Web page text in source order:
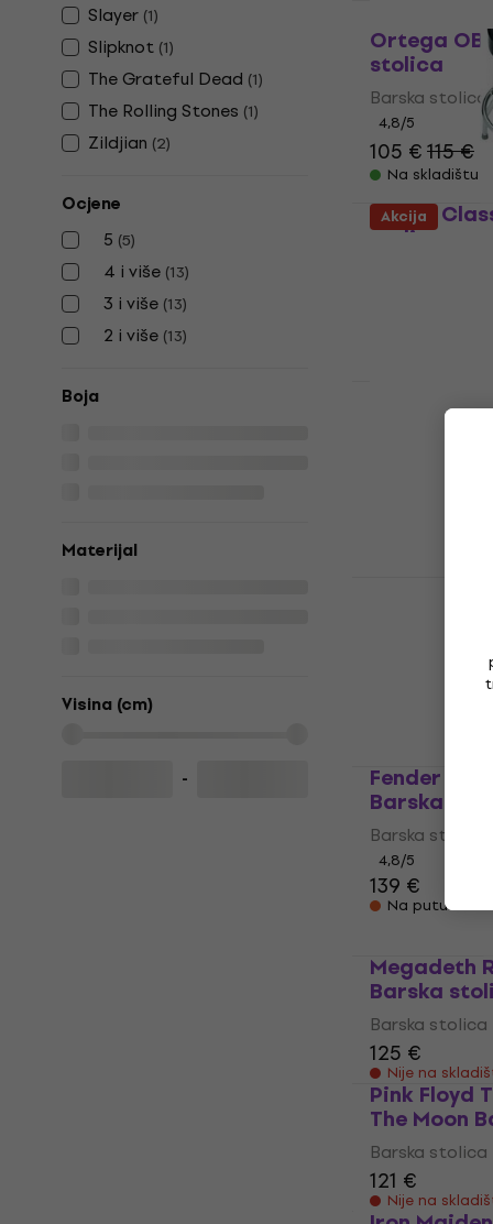
Slayer (1)
Slipknot (1)
The Grateful Dead (1)
The Rolling Stones (1)
Zildjian (2)
Ocjene
5 (5)
4 i više (13)
3 i više (13)
2 i više (13)
Boja
Materijal
Visina (cm)
-
Ortega
stolica
Barska stolica
4,8/5
105 €115 €
Na skladištu
Queen
stolica
Akcija
EVH
Fender
Fender
Barska
Barska stolica
4,8/5
139 €
Na putu
Megadeth
Barska
Barska stolica
125 €
Nije na
Pink Floyd
The Moon
Barska stolica
121 €
Nije na